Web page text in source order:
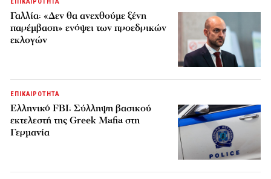
Γαλλία: «Δεν θα ανεχθούμε ξένη
παρέμβαση» ενόψει των προεδρικών
εκλογών
ΕΠΙΚΑΙΡΟΤΗΤΑ
Ελληνικό FBI: Σύλληψη βασικού
εκτελεστή της Greek Mafia στη
Γερμανία